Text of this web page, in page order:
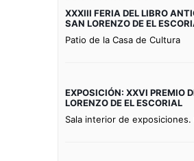
XXXIII FERIA DEL LIBRO
SAN LORENZO DE EL
Patio de la Casa de Cultura
EXPOSICIÓN: XXVI PREMIO
LORENZO DE EL ESCORIAL
Sala interior de exposiciones.